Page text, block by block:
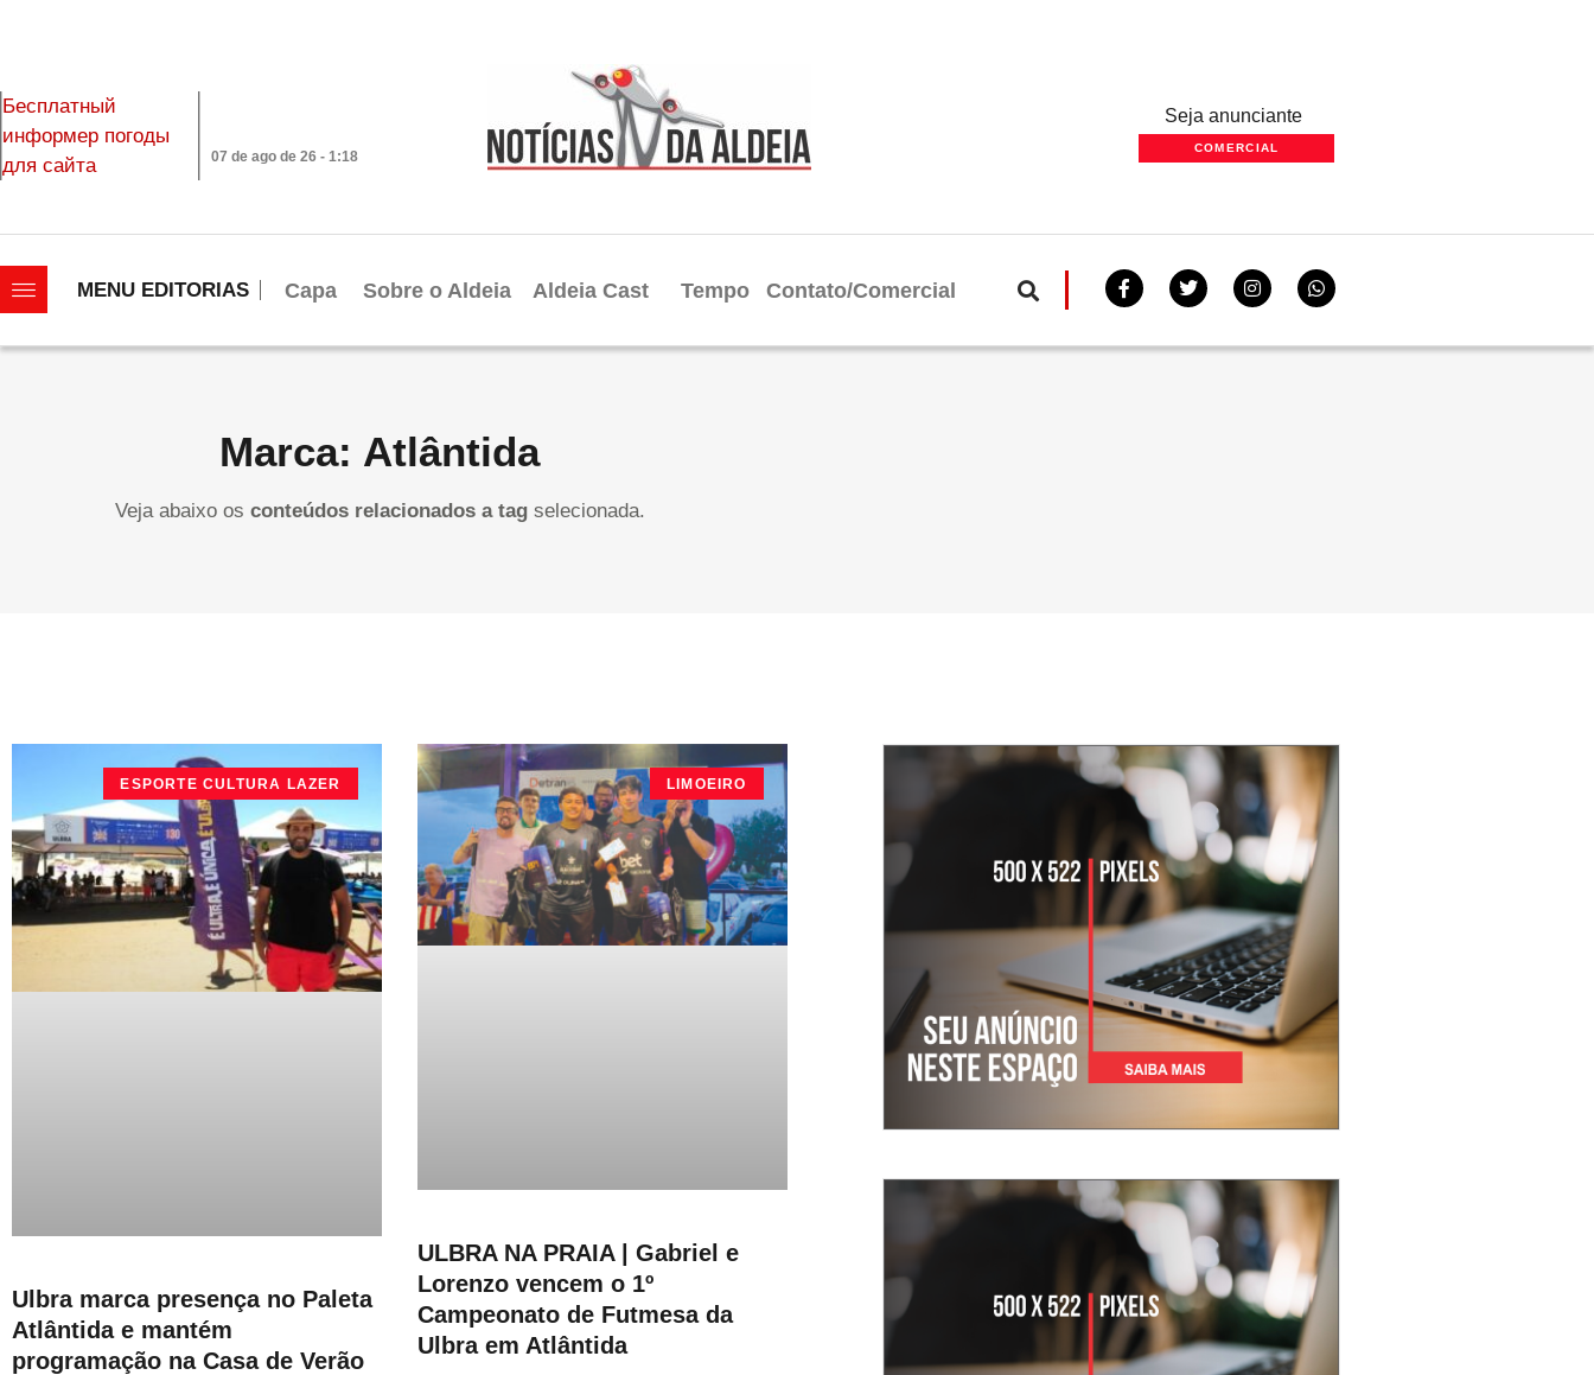
Бесплатный
информер погоды
для сайта
07 de ago de 26 - 1:18
Seja anunciante
COMERCIAL
MENU EDITORIAS Capa Sobre o Aldeia Aldeia Cast Tempo Contato/Comercial
Marca: Atlântida
Veja abaixo os conteúdos relacionados a tagselecionada.
ESPORTE CULTURA LAZER
Ulbra marca presença no Paleta
Atlântida e mantém
programação na Casa de Verão
LIMOEIRO
ULBRA NA PRAIA | Gabriel e
Lorenzo vencem o 1º
Campeonato de Futmesa da
Ulbra em Atlântida